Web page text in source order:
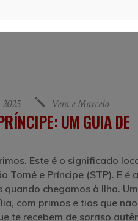
Vera e Marcelo
UM GUIA DE
Este é o significado
Tomé e Príncipe (STP). E é
quando chegamos à Ilha. Um
com primos e tios que não
te recebem de sorriso